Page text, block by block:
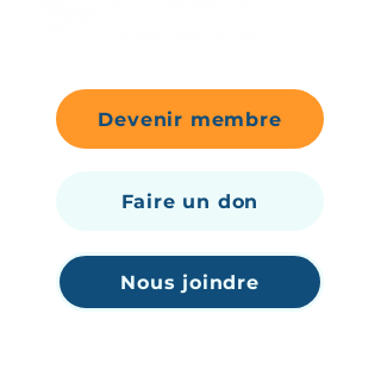
Nous joindre
Faire un don
Devenir membre